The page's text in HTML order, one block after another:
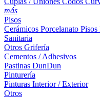
más
Pisos
Cerámicos Porcelanato Pisos
Sanitaria
Otros Grifería
Cementos / Adhesivos
Pastinas DunDun
Pinturería
Pinturas Interior / Exterior
Otros